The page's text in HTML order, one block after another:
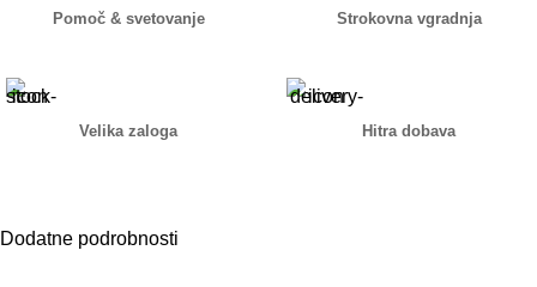
Pomoč & svetovanje Strokovna vgradnja
Velika zaloga Hitra dobava
Dodatne podrobnosti